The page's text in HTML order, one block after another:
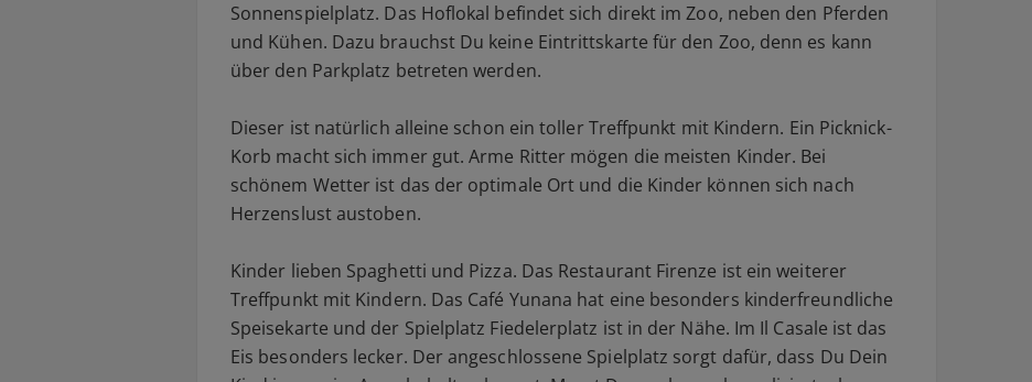
Sonnenspielplatz. Das Hoflokal befindet sich direkt im Zoo, neben den Pferden
und Kühen. Dazu brauchst Du keine Eintrittskarte für den Zoo, denn es kann
über den Parkplatz betreten werden.
Dieser ist natürlich alleine schon ein toller Treffpunkt mit Kindern. Ein Picknick-
Korb macht sich immer gut. Arme Ritter mögen die meisten Kinder. Bei
schönem Wetter ist das der optimale Ort und die Kinder können sich nach
Herzenslust austoben.
Kinder lieben Spaghetti und Pizza. Das Restaurant Firenze ist ein weiterer
Treffpunkt mit Kindern. Das Café Yunana hat eine besonders kinderfreundliche
Speisekarte und der Spielplatz Fiedelerplatz ist in der Nähe. Im Il Casale ist das
Eis besonders lecker. Der angeschlossene Spielplatz sorgt dafür, dass Du Dein